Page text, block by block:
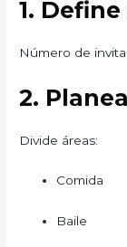
1.
Número de
2.
Divide áreas:
Comida
Baile